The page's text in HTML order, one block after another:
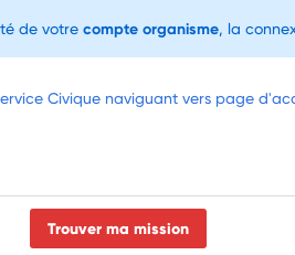
Trouver ma mission
de votre compte organisme, la